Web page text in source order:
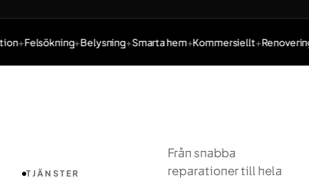
Felsökning Belysning Smarta hem Kommersiellt Renovering
TJÄNSTER
Från snabba
reparationer till hela